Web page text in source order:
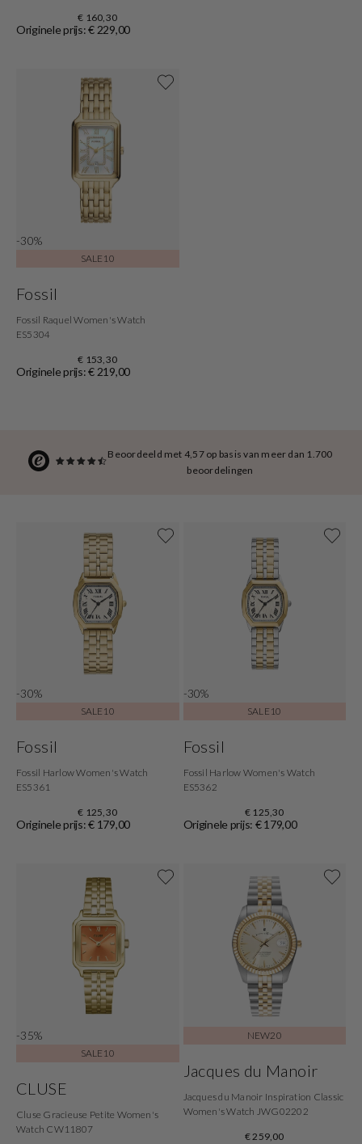
Beoordeeld met 4,57 op basis van meer dan 1.700
beoordelingen
€ 160,30
Originele prijs: € 229,00
-30%
SALE10
Fossil
Fossil Raquel Women's Watch
ES5304
€ 153,30
Originele prijs: € 219,00
-30%
SALE10
Fossil
Fossil Harlow Women's Watch
ES5361
€ 125,30
Originele prijs: € 179,00
-30%
SALE10
Fossil
Fossil Harlow Women's Watch
ES5362
€ 125,30
Originele prijs: € 179,00
-35%
SALE10
CLUSE
Cluse Gracieuse Petite Women's
Watch CW11807
NEW20
Jacques du Manoir
Jacques du Manoir Inspiration Classic
Women's Watch JWG02202
€ 259,00